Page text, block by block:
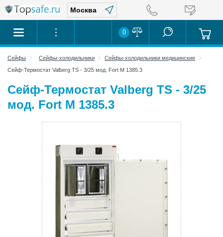
0
Сейфы Сейфы-холодильники
Сейфы-холодильники медицинские
Сейф-Термостат Valberg TS - 3/25 мод. Fort М 1385.3
Сейф-Термостат Valberg TS - 3/25
мод. Fort М 1385.3